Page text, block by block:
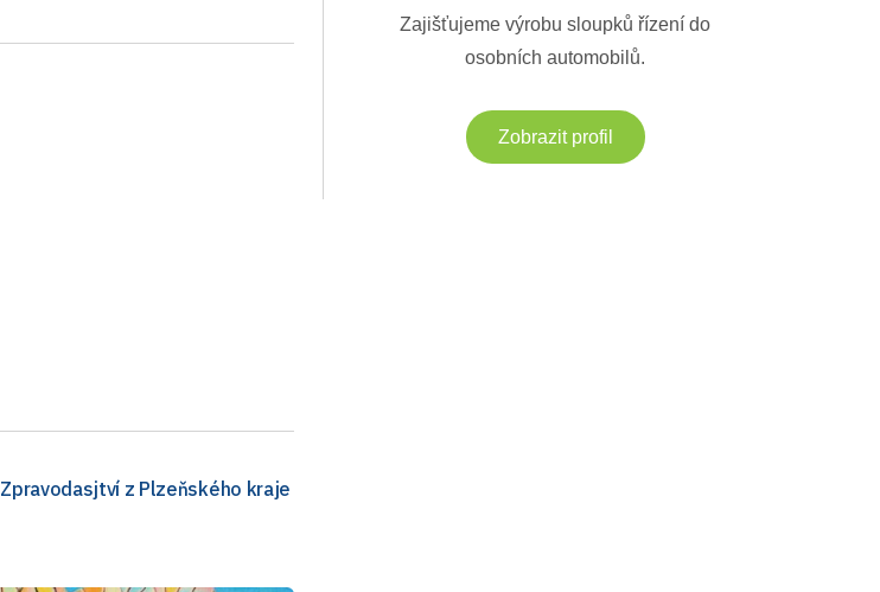
Zpravodasjtví z Plzeňského kraje
Zajišťujeme výrobu sloupků řízení do
osobních automobilů.
Zobrazit profil